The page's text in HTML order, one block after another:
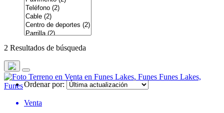
2 Resultados de búsqueda
Ordenar por:
Venta